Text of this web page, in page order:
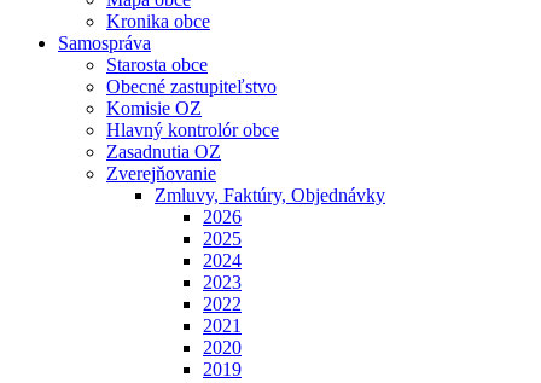
Kronika obce
Samospráva
Starosta obce
Obecné zastupiteľstvo
Komisie OZ
Hlavný kontrolór obce
Zasadnutia OZ
Zverejňovanie
Zmluvy, Faktúry, Objednávky
2026
2025
2024
2023
2022
2021
2020
2019